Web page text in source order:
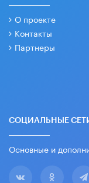
О проекте
Контакты
Партнеры
СОЦИАЛЬНЫЕ
Основные и